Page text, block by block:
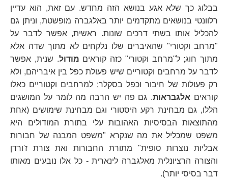
בבלוג כך שלא אגע בנושא הזה מחדש. עם זאת, הוא עדיין
רלוונטי בנושאים מתקדמים יותר באלגברה מופשטת, וניתן גם
להכליל אותו בשתי דרכים שונות. ראשית, אפשר לדבר על
"מרחב וקטורי" שהאיברים שלו נלקחים לא מתוך שדה אלא
מתוך חוג; ל"מרחב וקטורי" כזה קוראים מודול. שנית, אפשר
לדבר על מרחבים וקטוריים שיש פעולת כפל בין איבריהם, ולא
רק פעולות של חיבור וכפל בסקלר; למרחבים וקטוריים כאלו
קוראים אלגבראות. גם פה יש הרבה מה לומר על המושגים
הללו, גם מבחינת רקע היסטורי וגם מבחינת שימושים (אחת
מהתוצאות הבסיסיות האהובות עלי בתורת המודולים היא
משפט שמכליל את מה שנקרא "משפט המבנה של חבורות
אבליות נוצרות סופית" מתורת החבורות ואת צורת ז'ורדן
והצורה הרציונלית מאלגברה לינארית - כל אלו נובעים מאותו
דבר בסיסי יותר).